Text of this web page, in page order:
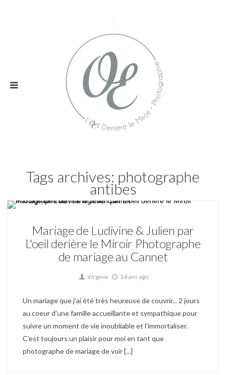
Tags archives: photographe
antibes
Mariage de Ludivine & Julien par
L'oeil derière le Miroir Photographe
de mariage au Cannet
Virginie 14 ans ago
Un mariage que j'ai été très heureuse de couvrir... 2 jours
au coeur d'une famille accueillante et sympathique pour
suivre un moment de vie inoubliable et l'immortaliser.
C'est toujours un plaisir pour moi en tant que
photographe de mariage de voir [...]